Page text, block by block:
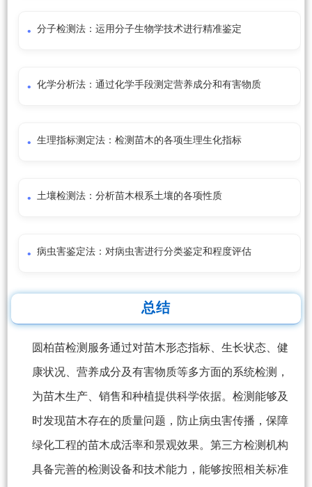
分子检测法：运用分子生物学技术进行精准鉴定
化学分析法：通过化学手段测定营养成分和有害物质
生理指标测定法：检测苗木的各项生理生化指标
土壤检测法：分析苗木根系土壤的各项性质
病虫害鉴定法：对病虫害进行分类鉴定和程度评估
总结
圆柏苗检测服务通过对苗木形态指标、生长状态、健
康状况、营养成分及有害物质等多方面的系统检测，
为苗木生产、销售和种植提供科学依据。检测能够及
时发现苗木存在的质量问题，防止病虫害传播，保障
绿化工程的苗木成活率和景观效果。第三方检测机构
具备完善的检测设备和技术能力，能够按照相关标准